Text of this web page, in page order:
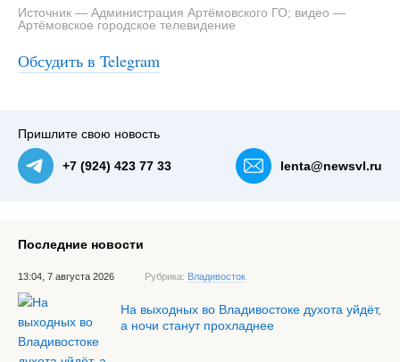
Источник — Администрация Артёмовского ГО; видео —
Артёмовское городское телевидение
Обсудить в Telegram
#2
Пришлите свою новость
+7 (924) 423 77 33 lenta@newsvl.ru
Последние новости
13:04, 7 августа 2026 Рубрика: Владивосток
На выходных во Владивостоке духота уйдёт,
а ночи станут прохладнее